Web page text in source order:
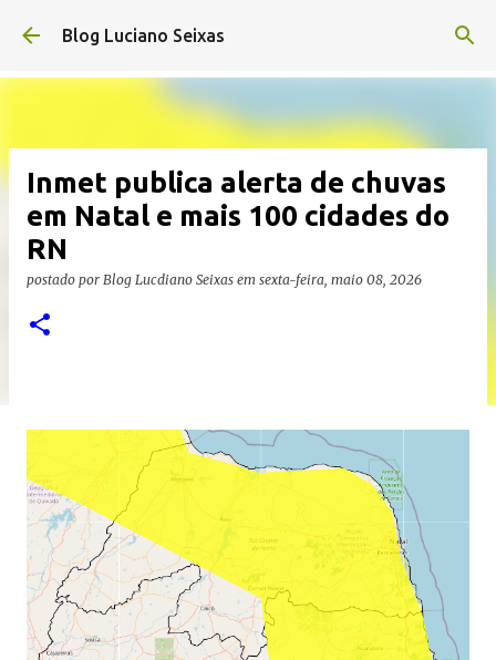
Pular para o conteúdo principal
Blog Luciano Seixas
Inmet publica alerta de chuvas
em Natal e mais 100 cidades do
RN
postado por Blog Lucdiano Seixas em sexta-feira, maio 08, 2026